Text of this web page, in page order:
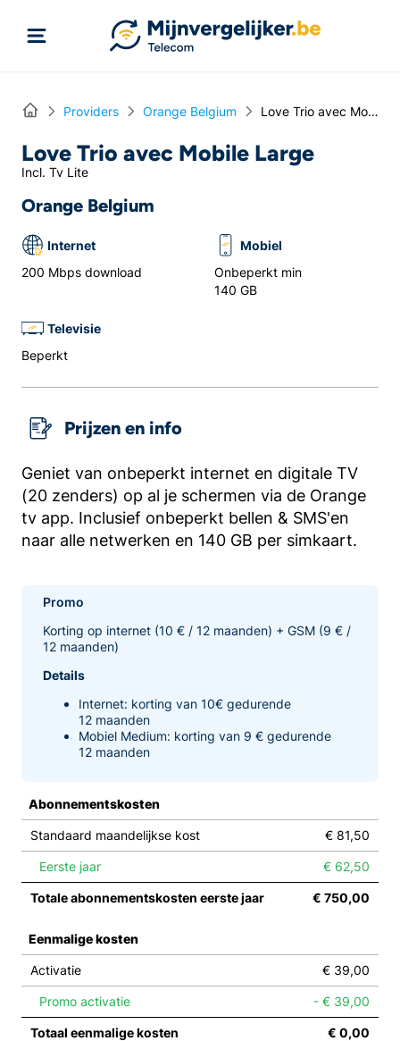
Home Providers Orange Belgium Love Trio avec Mobile Large
Love Trio avec Mobile Large
Incl. Tv Lite
Orange Belgium
Internet
200 Mbps download
Mobiel
Onbeperkt min
140 GB
Televisie
Beperkt
Prijzen en info
Geniet van onbeperkt internet en digitale TV
(20 zenders) op al je schermen via de Orange
tv app. Inclusief onbeperkt bellen & SMS'en
naar alle netwerken en 140 GB per simkaart.
Promo
Korting op internet (10 € / 12 maanden) + GSM (9 € /
12 maanden)
Details
Internet: korting van 10€ gedurende
12 maanden
Mobiel Medium: korting van 9 € gedurende
12 maanden
Abonnementskosten
Standaard maandelijkse kost € 81,50
Eerste jaar € 62,50
Totale abonnementskosten eerste jaar € 750,00
Eenmalige kosten
Activatie € 39,00
Promo activatie - € 39,00
Totaal eenmalige kosten € 0,00